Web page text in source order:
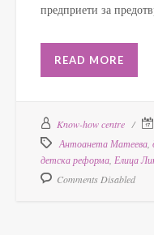
предприети за
READ MORE
Know-how centre
Антоанета Матеева
детска реформа Елица
Comments Disabled